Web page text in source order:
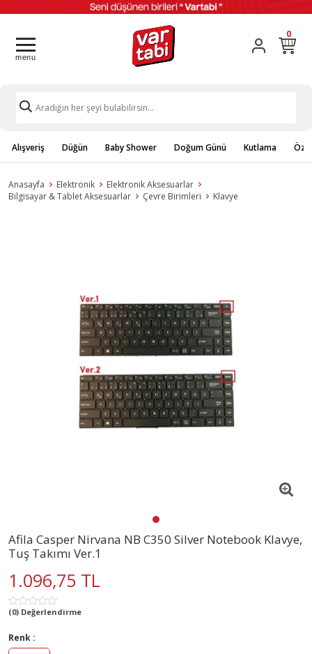
0
Alışveriş Düğün Baby Shower Doğum Günü Kutlama
Anasayfa Elektronik
Elektronik Aksesuarlar
Bilgisayar & Tablet Aksesuarlar
Çevre Birimleri Klavye
Afila Casper Nirvana NB C350 Silver Notebook Klavye,
Tuş Takımı Ver.1
1.096,75 TL
(0) Değerlendirme
Renk :